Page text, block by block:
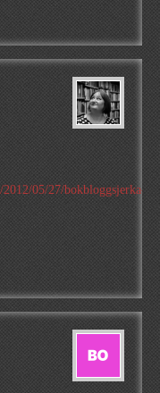
05/27/bokbloggsjerka-